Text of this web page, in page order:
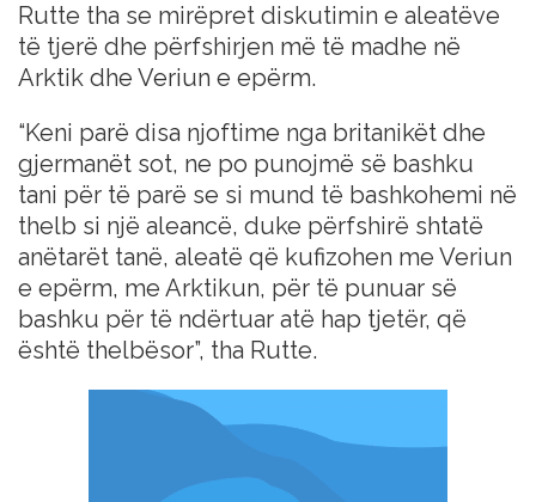
Rutte tha se mirëpret diskutimin e aleatëve
të tjerë dhe përfshirjen më të madhe në
Arktik dhe Veriun e epërm.
“Keni parë disa njoftime nga britanikët dhe
gjermanët sot, ne po punojmë së bashku
tani për të parë se si mund të bashkohemi në
thelb si një aleancë, duke përfshirë shtatë
anëtarët tanë, aleatë që kufizohen me Veriun
e epërm, me Arktikun, për të punuar së
bashku për të ndërtuar atë hap tjetër, që
është thelbësor”, tha Rutte.